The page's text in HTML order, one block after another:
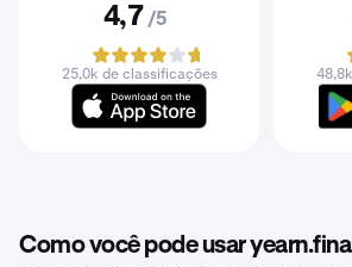
4,7 /5
25,0k de classificações
Como você pode usar